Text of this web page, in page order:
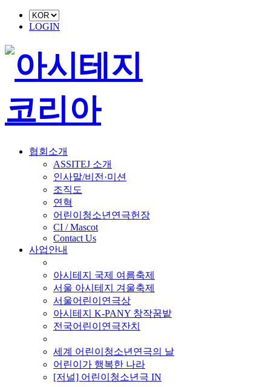
LOGIN
협회소개
ASSITEJ 소개
인사말/비전·미션
조직도
연혁
어린이청소년연극헌장
CI / Mascot
Contact Us
사업안내
아시테지 국제 여름축제
서울 아시테지 겨울축제
서울어린이연극상
아시테지 K-PANY 창작꿈밭
전국어린이연극잔치
세계 어린이청소년연극의 날
어린이가 행복한 나라
[저널] 어린이청소년극 IN